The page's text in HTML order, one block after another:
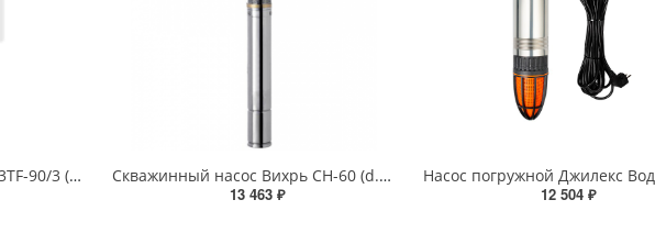
Насос скважин. BELAMOS 3TF-90/3 (кабель 50м/напор 90м/расход 50л/мин /Ø78мм
Скважинный насос Вихрь СН-60 (d.75мм)
13 463 ₽
12 504 ₽